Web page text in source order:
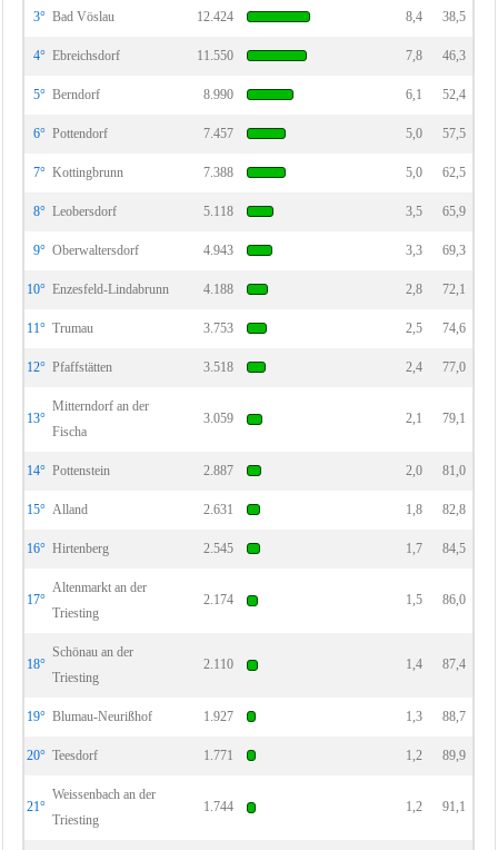
3° Bad Vöslau 12.424 8,4 38,5
4° Ebreichsdorf 11.550 7,8 46,3
5° Berndorf 8.990 6,1 52,4
6° Pottendorf 7.457 5,0 57,5
7° Kottingbrunn 7.388 5,0 62,5
8° Leobersdorf 5.118 3,5 65,9
9° Oberwaltersdorf 4.943 3,3 69,3
10° Enzesfeld-Lindabrunn 4.188 2,8 72,1
11° Trumau 3.753 2,5 74,6
12° Pfaffstätten 3.518 2,4 77,0
13°
Mitterndorf an der
Fischa
3.059 2,1 79,1
14° Pottenstein 2.887 2,0 81,0
15° Alland 2.631 1,8 82,8
16° Hirtenberg 2.545 1,7 84,5
17°
Altenmarkt an der
Triesting
2.174 1,5 86,0
18°
Schönau an der
Triesting
2.110 1,4 87,4
19° Blumau-Neurißhof 1.927 1,3 88,7
20° Teesdorf 1.771 1,2 89,9
21°
Weissenbach an der
Triesting
1.744 1,2 91,1